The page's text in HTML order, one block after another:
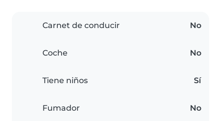
Carnet de conducir No
Coche No
Tiene niños Sí
Fumador No